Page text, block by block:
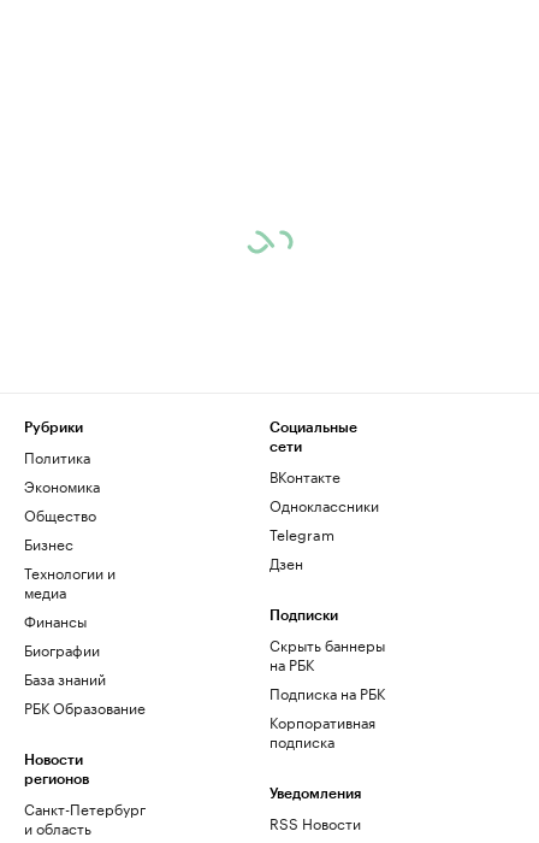
Рубрики
Политика
Экономика
Общество
Бизнес
Технологии и
медиа
Финансы
Биографии
База знаний
РБК Образование
Новости
регионов
Санкт-Петербург
и область
Социальные
сети
ВКонтакте
Одноклассники
Telegram
Дзен
Подписки
Скрыть баннеры
на РБК
Подписка на РБК
Корпоративная
подписка
Уведомления
RSS Новости